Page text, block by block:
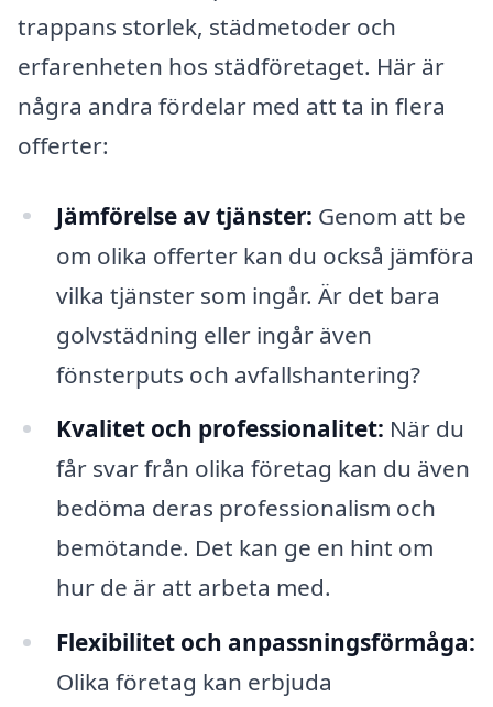
trappans storlek, städmetoder och
erfarenheten hos städföretaget. Här är
några andra fördelar med att ta in flera
offerter:
Jämförelse av tjänster: Genom att be
om olika offerter kan du också jämföra
vilka tjänster som ingår. Är det bara
golvstädning eller ingår även
fönsterputs och avfallshantering?
Kvalitet och professionalitet: När du
får svar från olika företag kan du även
bedöma deras professionalism och
bemötande. Det kan ge en hint om
hur de är att arbeta med.
Flexibilitet och anpassningsförmåga:
Olika företag kan erbjuda